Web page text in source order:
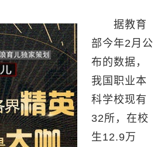
据教育
部今年2月公
布的数据，
我国职业本
科学校现有
32所，在校
生12.9万